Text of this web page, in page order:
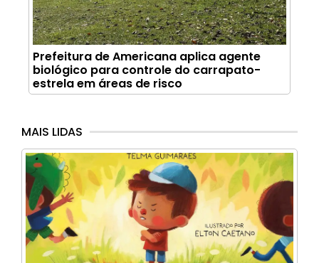
Prefeitura de Americana aplica agente
biológico para controle do carrapato-
estrela em áreas de risco
MAIS LIDAS